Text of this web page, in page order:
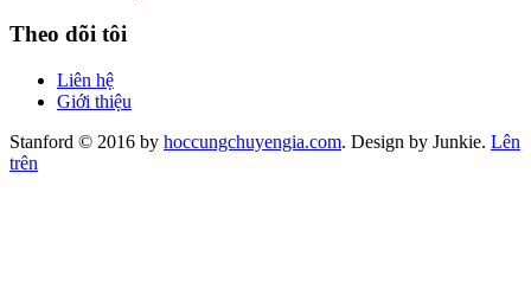
Theo dõi tôi
Liên hệ
Giới thiệu
Stanford © 2016 by hoccungchuyengia.com. Design by Junkie. Lên
trên